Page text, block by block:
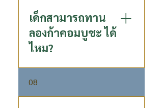
เปิดแล้วควรดื่มให้หมดภายใน
วัน ดื่มได้ทุกเวลา แนะนำให้
ทานตอนท้องว่าง หากหลังมื้อ
เช้าได้จะดีมาก เพื่อเติมโพสไบ
ประโยชน์ไปทั้งวัน
เด็กสามารถทาน
ลองก้าคอมบูชะ ได้
ไหม?
เด็กอายุตั้งแต่ 6 ปีขึ้นไป
08